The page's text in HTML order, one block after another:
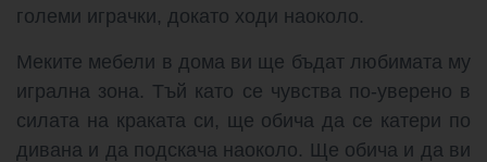
големи играчки, докато ходи наоколо.
Меките мебели в дома ви ще бъдат любимата му
игрална зона. Тъй като се чувства по-уверено в
силата на краката си, ще обича да се катери по
дивана и да подскача наоколо. Ще обича и да ви